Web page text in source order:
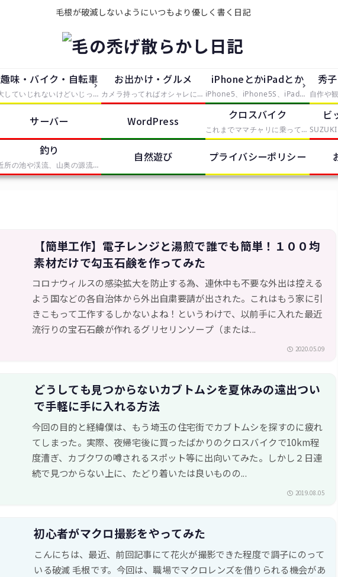
毛根が破滅しないようにいつもより優しく書く日記
趣味・バイク・自転車
大していじれないけどいじったつもりで中途半端に手を出したもの。主にタイヤが付いているものを便利にしたり修理したらレポートとして残していきます。
お出かけ・グルメ
カメラ持ってればオシャレになれるという動機で買ったEosKissDigitalを中心に、大した知識の無い中むやみやたらとシャッタースイッチを押していく記事。無駄に持っているPhotoShopCS2やIllustratorCS2、AfterEffectsなどの画像や動画の処理ソフトも少しずつ使って、体験記をレポートします。
iPhoneとかiPadとか
iPhone5、iPhone5S、iPad2を使っていく中で発見したことや便利なものを紹介
秀
サーバー WordPress クロスバイク
これまでママチャリに乗っていたが、偶然近くのスポーツバイクを取り扱う中古店で見つけたESCAPE R3を衝動買いしたことから、初心者自転車乗りになりました。クロスバイクの調整や整備を記録していくカテゴリー
ビ
釣り
近所の池や渓流、山奥の源流から海まで、釣りをしたらここで釣果報告していきます。基本的に餌ばかりでルアーは苦手です。
自然遊び プライバシーポリシー
【簡単工作】電子レンジと湯煎で誰でも簡単！１００均
素材だけで勾玉石鹸を作ってみた
コロナウィルスの感染拡大を防止する為、連休中も不要な外出は控える
よう国などの各自治体から外出自粛要請が出された。これはもう家に引
きこもって工作するしかないよね！というわけで、以前手に入れた最近
流行りの宝石石鹸が作れるグリセリンソープ（または...
2020.05.09
どうしても見つからないカブトムシを夏休みの遠出つい
で手軽に手に入れる方法
今回の目的と経緯僕は、もう埼玉の住宅街でカブトムシを探すのに疲れ
てしまった。実際、夜帰宅後に買ったばかりのクロスバイクで10km程
度漕ぎ、カブクワの噂されるスポット等に出向いてみた。しかし２日連
続で見つからない上に、たどり着いたは良いものの...
2019.08.05
初心者がマクロ撮影をやってみた
こんにちは、最近、前回記事にて花火が撮影できた程度で調子にのって
いる破滅 毛根です。今回は、職場でマクロレンズを借りられる機会があ